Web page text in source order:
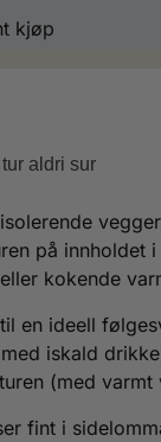
kjøp
aldri sur
på innholdet
kokende
en ideell
iskald
(med varmt
fint i